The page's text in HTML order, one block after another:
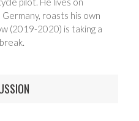
roasts his own
(2019-2020) is taking a